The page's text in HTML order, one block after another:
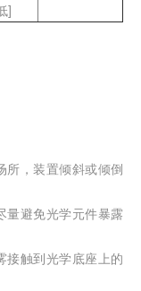
]
所，装置倾斜或倾倒
量避免光学元件暴露
接触到光学底座上的